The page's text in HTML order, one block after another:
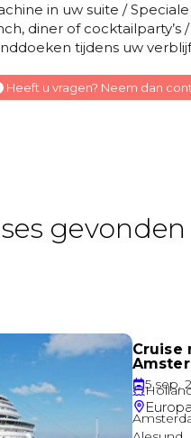
Balkonhut
buitenhut
Binnenhut
Away binnenhut
in uw suite /
diner of cocktailparty’s
tijdens uw
Heeft u vragen? Neem dan